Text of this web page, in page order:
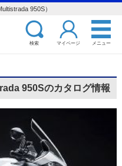
950S）
検索 マイページ メニュー
950Sのカタログ情報